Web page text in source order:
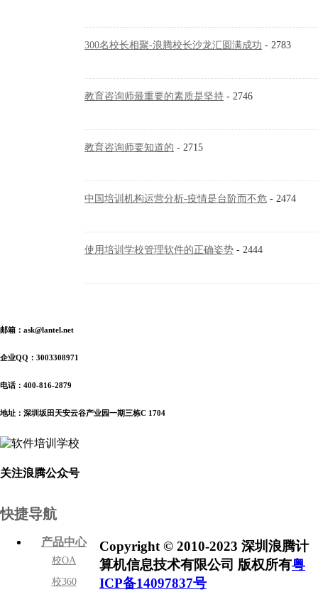
300名校长相聚-浪腾校长沙龙汇圆满成功 - 2783
教育咨询师最重要的素质是坚持 - 2746
教育咨询师要知道的 - 2715
中国培训机构运营分析-疫情是台阶而不危 - 2474
使用培训学校管理软件的正确姿势 - 2444
邮箱：ask@lantel.net
企业QQ：3003308971
电话：400-816-2879
地址：深圳坂田天安云谷产业园一期三栋C 1704
关注浪腾公众号
快捷导航
产品中心
校OA
校360
Copyright © 2010-2023 深圳浪腾计
算机信息技术有限公司 版权所有粤
ICP备14097837号